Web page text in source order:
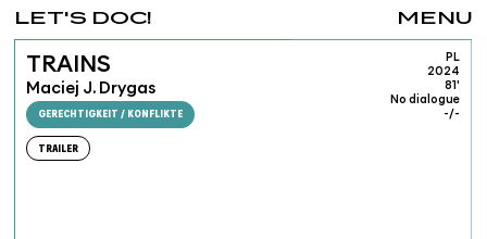
MENU
LET'S DOC!
TRAINS
Maciej J. Drygas
GERECHTIGKEIT / KONFLIKTE
TRAILER
PL
2024
81'
No dialogue
-/-